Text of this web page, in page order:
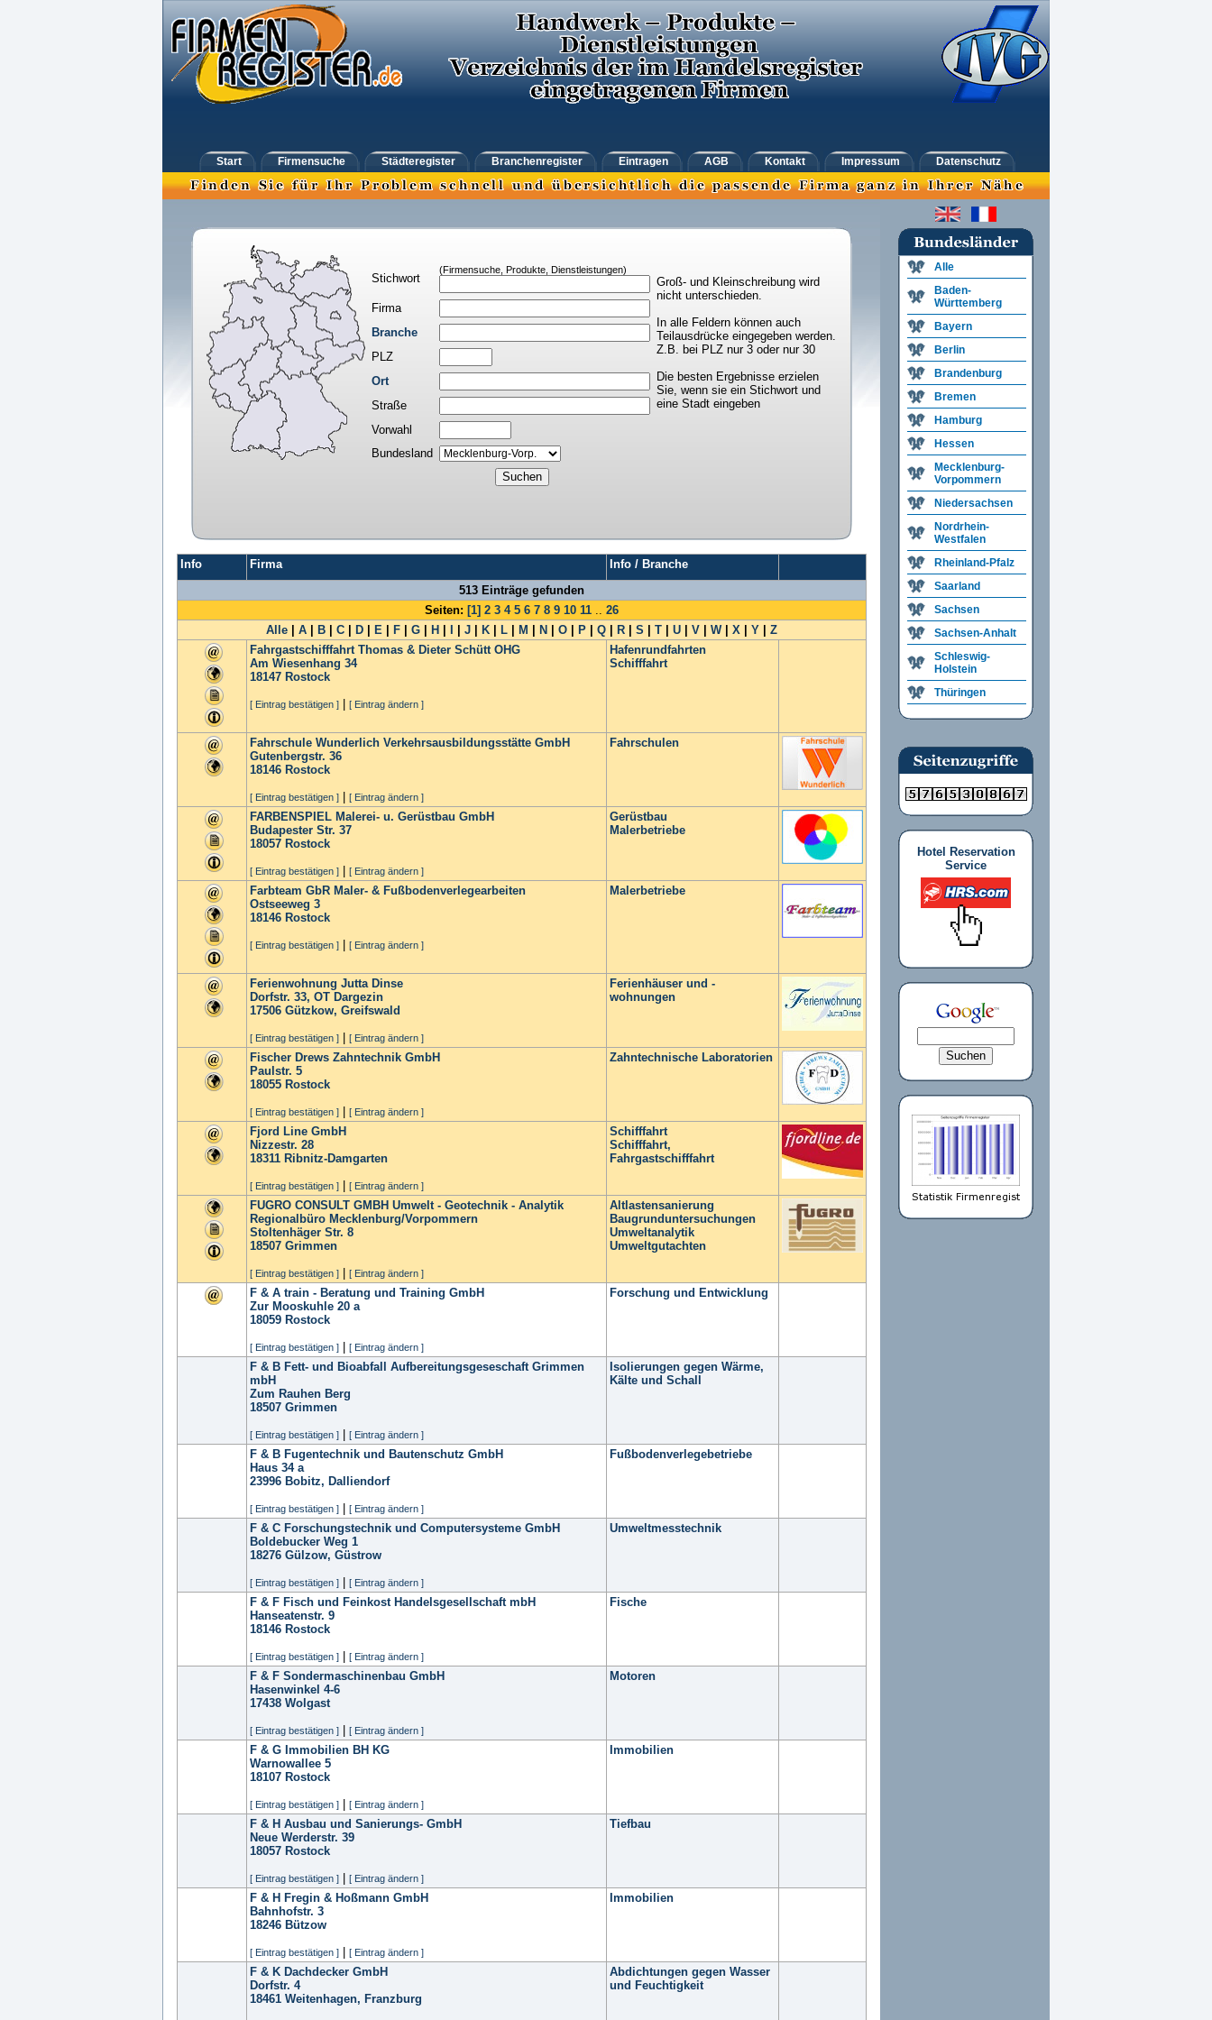
Start Firmensuche Städteregister Branchenregister Eintragen AGB Kontakt Impressum Datenschutz
Stichwort
(Firmensuche, Produkte, Dienstleistungen)
Groß- und Kleinschreibung wird
nicht unterschieden.
In alle Feldern können auch
Teilausdrücke eingegeben werden.
Z.B. bei PLZ nur 3 oder nur 30
Die besten Ergebnisse erzielen
Sie, wenn sie ein Stichwort und
eine Stadt eingeben
Firma
Branche
PLZ
Ort
Straße
Vorwahl
Bundesland
Info Firma
Info / Branche
513 Einträge gefunden
Seiten: [1] 2 3 4 5 6 7 8 9 10 11 .. 26
Alle
A B C D E F G H J K L M N O P Q R S T U V W| X Y
Z
Fahrgastschifffahrt Thomas & Dieter Schütt OHG
Am Wiesenhang 34
18147 Rostock
[ Eintrag bestätigen ] [ Eintrag ändern ]
Hafenrundfahrten
Schifffahrt
Fahrschule Wunderlich Verkehrsausbildungsstätte GmbH
Gutenbergstr. 36
18146 Rostock
[ Eintrag bestätigen ] [ Eintrag ändern ]
Fahrschulen
FARBENSPIEL Malerei- u. Gerüstbau GmbH
Budapester Str. 37
18057 Rostock
[ Eintrag bestätigen ] [ Eintrag ändern ]
Gerüstbau
Malerbetriebe
Farbteam GbR Maler- & Fußbodenverlegearbeiten
Ostseeweg 3
18146 Rostock
[ Eintrag bestätigen ] [ Eintrag ändern ]
Malerbetriebe
Ferienwohnung Jutta Dinse
Dorfstr. 33, OT Dargezin
17506 Gützkow, Greifswald
[ Eintrag bestätigen ] [ Eintrag ändern ]
Ferienhäuser und -
wohnungen
Fischer Drews Zahntechnik GmbH
Paulstr. 5
18055 Rostock
[ Eintrag bestätigen ] [ Eintrag ändern ]
Zahntechnische Laboratorien
Fjord Line GmbH
Nizzestr. 28
18311 Ribnitz-Damgarten
[ Eintrag bestätigen ] [ Eintrag ändern ]
Schifffahrt
Schifffahrt,
Fahrgastschifffahrt
FUGRO CONSULT GMBH Umwelt - Geotechnik - Analytik
Regionalbüro Mecklenburg/Vorpommern
Stoltenhäger Str. 8
18507 Grimmen
[ Eintrag bestätigen ] [ Eintrag ändern ]
Altlastensanierung
Baugrunduntersuchungen
Umweltanalytik
Umweltgutachten
F & A train - Beratung und Training GmbH
Zur Mooskuhle 20 a
18059 Rostock
[ Eintrag bestätigen ] [ Eintrag ändern ]
Forschung und Entwicklung
F & B Fett- und Bioabfall Aufbereitungsgeseschaft Grimmen
mbH
Zum Rauhen Berg
18507 Grimmen
[ Eintrag bestätigen ] [ Eintrag ändern ]
Isolierungen gegen Wärme,
Kälte und Schall
F & B Fugentechnik und Bautenschutz GmbH
Haus 34 a
23996 Bobitz, Dalliendorf
[ Eintrag bestätigen ] [ Eintrag ändern ]
Fußbodenverlegebetriebe
F & C Forschungstechnik und Computersysteme GmbH
Boldebucker Weg 1
18276 Gülzow, Güstrow
[ Eintrag bestätigen ] [ Eintrag ändern ]
Umweltmesstechnik
F & F Fisch und Feinkost Handelsgesellschaft mbH
Hanseatenstr. 9
18146 Rostock
[ Eintrag bestätigen ] [ Eintrag ändern ]
Fische
F & F Sondermaschinenbau GmbH
Hasenwinkel 4-6
17438 Wolgast
[ Eintrag bestätigen ] [ Eintrag ändern ]
Motoren
F & G Immobilien BH KG
Warnowallee 5
18107 Rostock
[ Eintrag bestätigen ] [ Eintrag ändern ]
Immobilien
F & H Ausbau und Sanierungs- GmbH
Neue Werderstr. 39
18057 Rostock
[ Eintrag bestätigen ] [ Eintrag ändern ]
Tiefbau
F & H Fregin & Hoßmann GmbH
Bahnhofstr. 3
18246 Bützow
[ Eintrag bestätigen ] [ Eintrag ändern ]
Immobilien
F & K Dachdecker GmbH
Dorfstr. 4
18461 Weitenhagen, Franzburg
Abdichtungen gegen Wasser
und Feuchtigkeit
Alle
Baden-
Württemberg
Bayern
Berlin
Brandenburg
Bremen
Hamburg
Hessen
Mecklenburg-
Vorpommern
Niedersachsen
Nordrhein-
Westfalen
Rheinland-Pfalz
Saarland
Sachsen
Sachsen-Anhalt
Schleswig-
Holstein
Thüringen
Hotel Reservation
Service